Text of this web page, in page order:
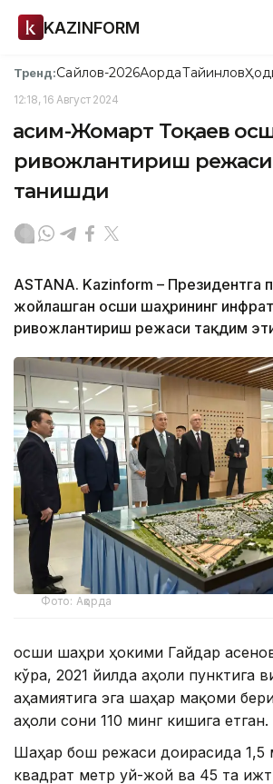
KAZINFORM
Тренд:Сайлов-2026АқордаТайинлов
12:18, 16 Август 2024
Қасим-Жомарт Тоқаев
ривожлантириш
танишди
ASTANA. Kazinform – Президентга
жойлашган Қосши шаҳрининг
ривожлантириш режаси тақдим
Фото: Ақорда
Қосши шаҳри ҳокими Гайдар
кўра, 2021 йилда аҳоли пунктига
аҳамиятига эга шаҳар мақоми
аҳоли сони 110 минг кишига етган.
Шаҳар бош режаси доирасида 1,5
квадрат метр уй-жой ва 45 та